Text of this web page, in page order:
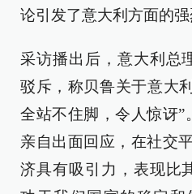
论引发了意大利方面的强
采访播出后，意大利总
驳斥，称贝鲁关于意大
全站不住脚，令人惊讶
亲自出面回应，在社交
济具有吸引力，表现比